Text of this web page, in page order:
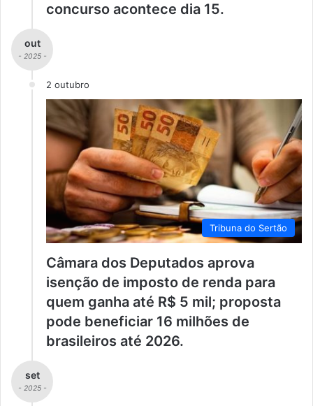
concurso acontece dia 15.
out
- 2025 -
2 outubro
Tribuna do Sertão
Câmara dos Deputados aprova
isenção de imposto de renda para
quem ganha até R$ 5 mil; proposta
pode beneficiar 16 milhões de
brasileiros até 2026.
set
- 2025 -